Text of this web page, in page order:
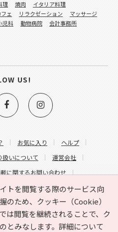
トを閲覧する際のサービス向
のため、クッキー（Cookie）
は閲覧を継続されることで、ク
とみなします。詳細について
お気に入り
ヘルプ
扱いについて
運営会社
に関するお問い合わせ
するお問い合わせ
理 焼肉
イタリア料理
ェ リラクゼーション
マッサージ
児科 動物病院
会計事務所
US!